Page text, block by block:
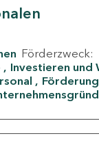
Förderzweck:
Investieren und